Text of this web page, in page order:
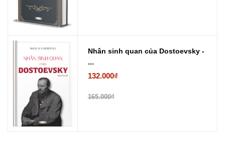
Nhân sinh quan của Dostoevsky -
...
132.000₫
165.000₫